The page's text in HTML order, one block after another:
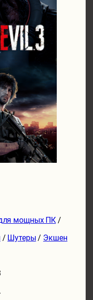
мощных ПК /
/ Шутеры / Экшен